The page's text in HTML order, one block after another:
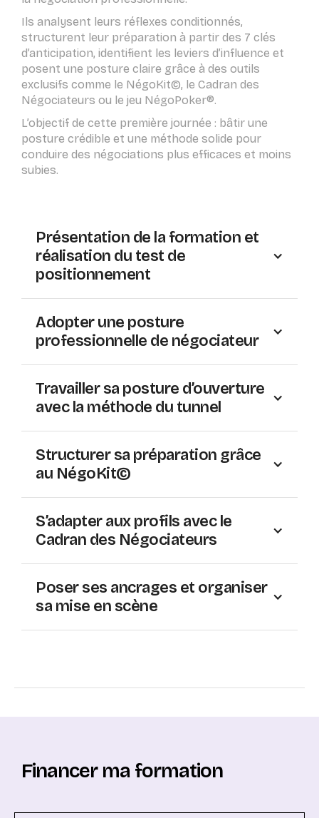
Ils analysent leurs réflexes conditionnés,
structurent leur préparation à partir des 7 clés
d’anticipation, identifient les leviers d’influence et
posent une posture claire grâce à des outils
exclusifs comme le NégoKit©, le Cadran des
Négociateurs ou le jeu NégoPoker®.
L’objectif de cette première journée : bâtir une
posture crédible et une méthode solide pour
conduire des négociations plus efficaces et moins
subies.
Présentation de la formation et
réalisation du test de
positionnement
Adopter une posture
professionnelle de négociateur
Travailler sa posture d’ouverture
avec la méthode du tunnel
Structurer sa préparation grâce
au NégoKit©
S’adapter aux profils avec le
Cadran des Négociateurs
Poser ses ancrages et organiser
sa mise en scène
Financer ma formation